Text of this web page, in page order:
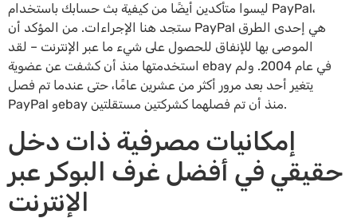
ليسوا متأكدين أيضًا من كيفية بث حسابك باستخدام PayPal،
ستجد هنا الإجراءات. من المؤكد أن PayPal هي إحدى الطرق
الموصى بها للإنفاق للحصول على شيء ما عبر الإنترنت – لقد
استخدمتها منذ أن كشفت عن عضوية ebay في عام 2004. ولم
يتغير أحد بعد مرور أكثر من عشرين عامًا، حتى عندما تم فصل
PayPal وebay منذ أن تم فصلهما كشركتين مستقلتين.
إمكانيات مصرفية ذات دخل
حقيقي في أفضل غرف البوكر عبر
الإنترنت